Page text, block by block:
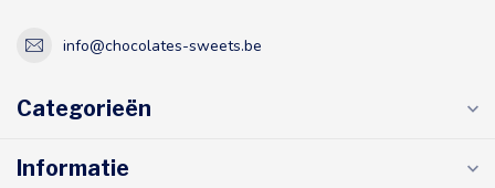
info@chocolates-sweets.be
Categorieën
Informatie